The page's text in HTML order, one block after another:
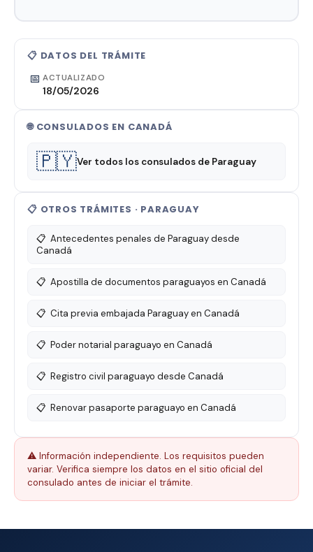
📋 DATOS DEL TRÁMITE
📅 ACTUALIZADO
18/05/2026
🌐 CONSULADOS EN CANADÁ
🇵🇾Ver todos los consulados de Paraguay
📋 OTROS TRÁMITES · PARAGUAY
📋 Antecedentes penales de Paraguay desde
Canadá
📋 Apostilla de documentos paraguayos en Canadá
📋 Cita previa embajada Paraguay en Canadá
📋 Poder notarial paraguayo en Canadá
📋 Registro civil paraguayo desde Canadá
📋 Renovar pasaporte paraguayo en Canadá
⚠️ Información independiente. Los requisitos pueden
variar. Verifica siempre los datos en el sitio oficial del
consulado antes de iniciar el trámite.